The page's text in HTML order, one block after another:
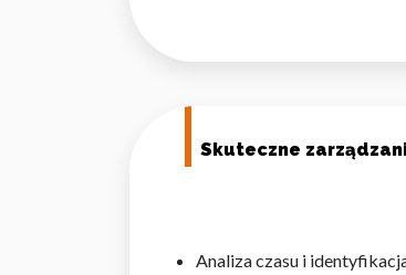
Skuteczne
Analiza czasu i